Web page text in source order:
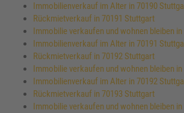
Immobilienverkauf im Alter in 70190
Rückmietverkauf in 70191 Stuttgart
Immobilie verkaufen und wohnen bleiben
Immobilienverkauf im Alter in 70191
Rückmietverkauf in 70192 Stuttgart
Immobilie verkaufen und wohnen bleiben
Immobilienverkauf im Alter in 70192
Rückmietverkauf in 70193 Stuttgart
Immobilie verkaufen und wohnen bleiben